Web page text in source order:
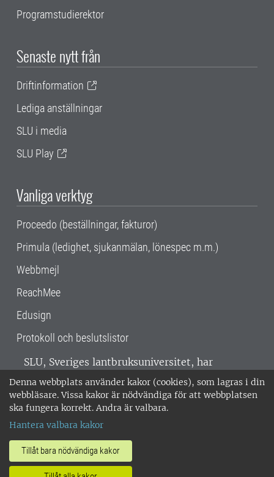
Denna webbplats använder kakor (cookies), som lagras i din
webbläsare. Vissa kakor är nödvändiga för att webbplatsen
ska fungera korrekt. Andra är valbara.
Hantera valbara kakor
Tillåt bara nödvändiga kakor
Programstudierektor
Senaste nytt från
Driftinformation
Lediga anställningar
SLU i media
SLU Play
Vanliga verktyg
Proceedo (beställningar, fakturor)
Primula (ledighet, sjukanmälan, lönespec m.m.)
Webbmejl
ReachMee
Edusign
Protokoll och beslutslistor
SLU, Sveriges lantbruksuniversitet, har
verksamhet över hela Sverige. Huvudorter är
Alnarp, Uppsala och Umeå.SLU är
miljöcertifierat enligt ISO 14001. •
018-67 10 00 • Org nr: 202100-2817 •
Om SLU:s webbplatser
•Hantera kakor•Behandling av